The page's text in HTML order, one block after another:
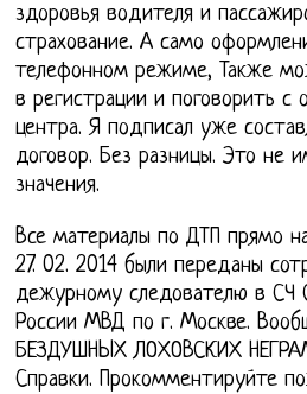
здоровья водителя и
страхование. А само
телефонном режиме, Также
в регистрации и поговорить с
центра. Я подписал уже
договор. Без разницы. Это не
значения.
Все материалы по ДТП прямо
27. 02. 2014 были переданы
дежурному следователю в
России МВД по г. Москве.
БЕЗДУШНЫХ ЛОХОВСКИХ
Справки. Прокомментируйте